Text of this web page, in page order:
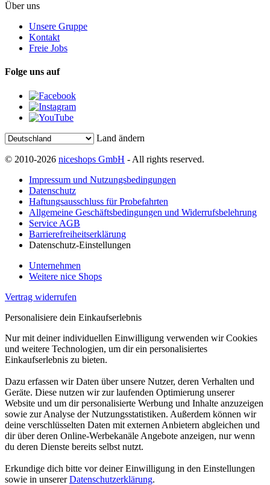
Über uns
Unsere Gruppe
Kontakt
Freie Jobs
Folge uns auf
Land ändern
© 2010-2026 niceshops GmbH - All rights reserved.
Impressum und Nutzungsbedingungen
Datenschutz
Haftungsausschluss für Probefahrten
Allgemeine Geschäftsbedingungen und Widerrufsbelehrung
Service AGB
Barrierefreiheitserklärung
Datenschutz-Einstellungen
Unternehmen
Weitere nice Shops
Vertrag widerrufen
Personalisiere dein Einkaufserlebnis
Nur mit deiner individuellen Einwilligung verwenden wir Cookies
und weitere Technologien, um dir ein personalisiertes
Einkaufserlebnis zu bieten.
Dazu erfassen wir Daten über unsere Nutzer, deren Verhalten und
Geräte. Diese nutzen wir zur laufenden Optimierung unserer
Website und um dir personalisierte Werbung und Inhalte anzuzeigen
sowie zur Analyse der Nutzungsstatistiken. Außerdem können wir
deine verschlüsselten Daten mit externen Anbietern abgleichen und
dir über deren Online-Werbekanäle Angebote anzeigen, nur wenn
du deren Dienste bereits selbst nutzt.
Erkundige dich bitte vor deiner Einwilligung in den Einstellungen
sowie in unsererDatenschutzerklärung.